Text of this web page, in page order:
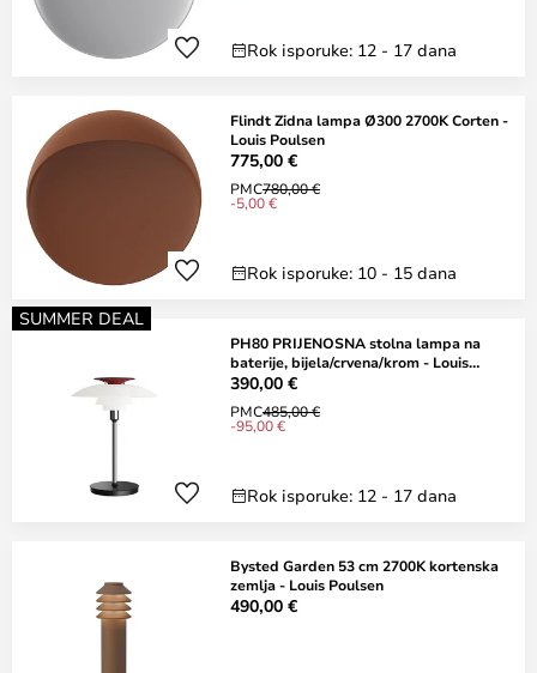
Rok isporuke: 12 - 17 dana
Flindt Zidna lampa Ø300 2700K Corten -
Louis Poulsen
775,00 €
PMC780,00 €
-5,00 €
Rok isporuke: 10 - 15 dana
SUMMER DEAL
PH80 PRIJENOSNA stolna lampa na
baterije, bijela/crvena/krom - Louis
Poulsen
390,00 €
PMC485,00 €
-95,00 €
Rok isporuke: 12 - 17 dana
Bysted Garden 53 cm 2700K kortenska
zemlja - Louis Poulsen
490,00 €